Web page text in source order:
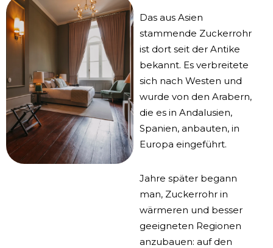
Das aus Asien
stammende Zuckerrohr
ist dort seit der Antike
bekannt. Es verbreitete
sich nach Westen und
wurde von den Arabern,
die es in Andalusien,
Spanien, anbauten, in
Europa eingeführt.
Jahre später begann
man, Zuckerrohr in
wärmeren und besser
geeigneten Regionen
anzubauen: auf den